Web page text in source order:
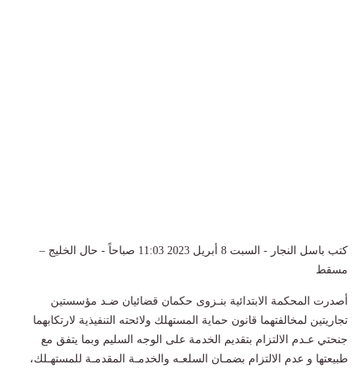
كتب باسل النجار - السبت 8 أبريل 2023 11:03 صباحاً - حال الخليج –
مسقط
أصدرت المحكمة الابتدائية بنـزوى حكمان قضائيان ضـد مؤسستين
تجاريتين لمخالفتهما قانون حماية المستهلك ولائحته التنفيذية لارتكابهما
جنحتي عـدم الالتزام بتقديم الخدمة على الوجه السليم وبما يتفق مع
طبيعتها و عدم الالتزام بضمـان السلعـه والخدمـة المقدمـة للمستهـلك،